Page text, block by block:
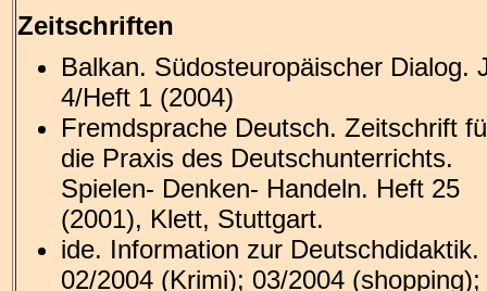
Zeitschriften
Balkan. Südosteuropäischer Dialog.
4/Heft 1 (2004)
Fremdsprache Deutsch. Zeitschrift
die Praxis des Deutschunterrichts.
Spielen- Denken- Handeln. Heft 25
(2001), Klett, Stuttgart.
ide. Information zur Deutschdidaktik.
02/2004 (Krimi); 03/2004 (shopping);